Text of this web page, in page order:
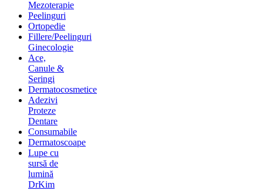
Mezoterapie
Peelinguri
Ortopedie
Fillere/Peelinguri
Ginecologie
Ace,
Canule &
Seringi
Dermatocosmetice
Adezivi
Proteze
Dentare
Consumabile
Dermatoscoape
Lupe cu
sursă de
lumină
DrKim